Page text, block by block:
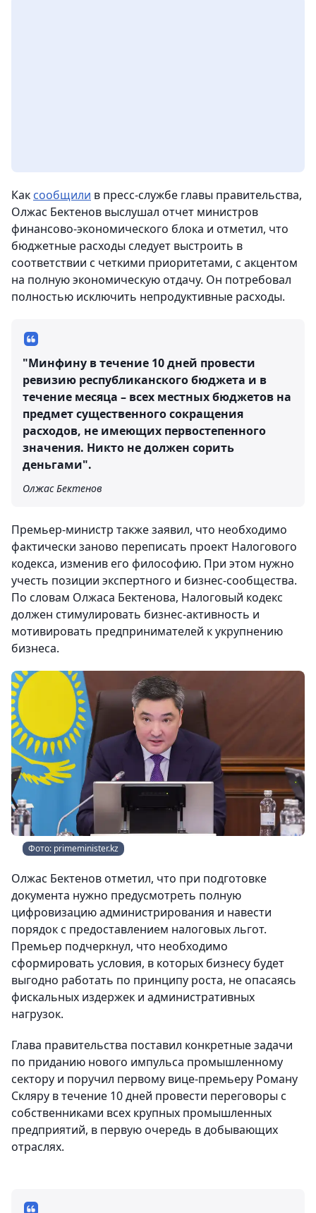
Как сообщили в пресс-службе главы правительства,
Олжас Бектенов выслушал отчет министров
финансово-экономического блока и отметил, что
бюджетные расходы следует выстроить в
соответствии с четкими приоритетами, с акцентом
на полную экономическую отдачу. Он потребовал
полностью исключить непродуктивные расходы.
"Минфину в течение 10 дней провести
ревизию республиканского бюджета и в
течение месяца – всех местных бюджетов на
предмет существенного сокращения
расходов, не имеющих первостепенного
значения. Никто не должен сорить
деньгами".
Олжас Бектенов
Премьер-министр также заявил, что необходимо
фактически заново переписать проект Налогового
кодекса, изменив его философию. При этом нужно
учесть позиции экспертного и бизнес-сообщества.
По словам Олжаса Бектенова, Налоговый кодекс
должен стимулировать бизнес-активность и
мотивировать предпринимателей к укрупнению
бизнеса.
Фото: primeminister.kz
Олжас Бектенов отметил, что при подготовке
документа нужно предусмотреть полную
цифровизацию администрирования и навести
порядок с предоставлением налоговых льгот.
Премьер подчеркнул, что необходимо
сформировать условия, в которых бизнесу будет
выгодно работать по принципу роста, не опасаясь
фискальных издержек и административных
нагрузок.
Глава правительства поставил конкретные задачи
по приданию нового импульса промышленному
сектору и поручил первому вице-премьеру Роману
Скляру в течение 10 дней провести переговоры с
собственниками всех крупных промышленных
предприятий, в первую очередь в добывающих
отраслях.